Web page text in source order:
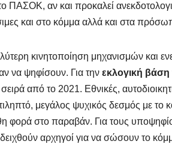
αν και προκαλεί
και στο κόμμα αλλά και στα
κινητοποίηση μηχανισμών και
να ψηφίσουν. Για την εκλογική βάση
από το 2021. Εθνικές,
μεγάλος ψυχικός δεσμός με
στο παραβάν. Για τους
αρχηγοί για να σώσουν το